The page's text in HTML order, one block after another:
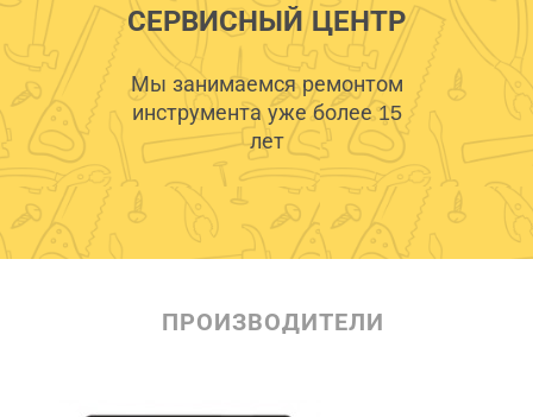
СЕРВИСНЫЙ ЦЕНТР
Мы занимаемся ремонтом
инструмента уже более 15
лет
ПРОИЗВОДИТЕЛИ